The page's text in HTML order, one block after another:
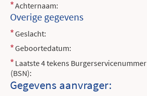
Achternaam:
Overige gegevens
Geslacht:
Geboortedatum:
Laatste 4 tekens Burgerservicenummer
(BSN):
Gegevens aanvrager: